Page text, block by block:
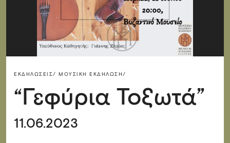
ΕΚΔΗΛΏΣΕΙΣ/ ΜΟΥΣΙΚΉ ΕΚΔΉΛΩΣΗ/
“Γεφύρια Τοξωτά”
11.06.2023